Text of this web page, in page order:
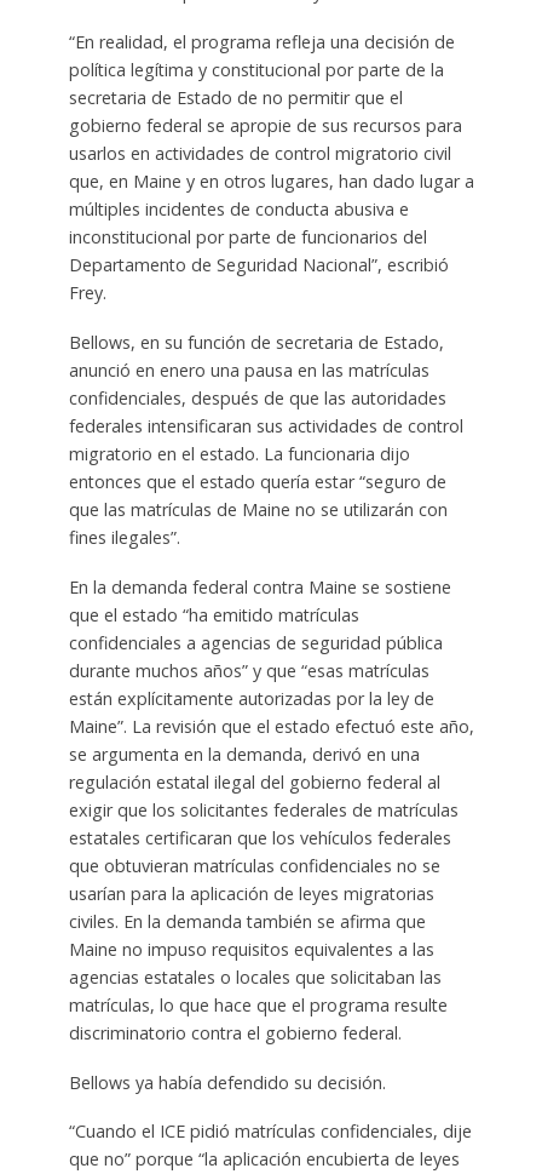
“En realidad, el programa refleja una decisión de
política legítima y constitucional por parte de la
secretaria de Estado de no permitir que el
gobierno federal se apropie de sus recursos para
usarlos en actividades de control migratorio civil
que, en Maine y en otros lugares, han dado lugar a
múltiples incidentes de conducta abusiva e
inconstitucional por parte de funcionarios del
Departamento de Seguridad Nacional”, escribió
Frey.
Bellows, en su función de secretaria de Estado,
anunció en enero una pausa en las matrículas
confidenciales, después de que las autoridades
federales intensificaran sus actividades de control
migratorio en el estado. La funcionaria dijo
entonces que el estado quería estar “seguro de
que las matrículas de Maine no se utilizarán con
fines ilegales”.
En la demanda federal contra Maine se sostiene
que el estado “ha emitido matrículas
confidenciales a agencias de seguridad pública
durante muchos años” y que “esas matrículas
están explícitamente autorizadas por la ley de
Maine”. La revisión que el estado efectuó este año,
se argumenta en la demanda, derivó en una
regulación estatal ilegal del gobierno federal al
exigir que los solicitantes federales de matrículas
estatales certificaran que los vehículos federales
que obtuvieran matrículas confidenciales no se
usarían para la aplicación de leyes migratorias
civiles. En la demanda también se afirma que
Maine no impuso requisitos equivalentes a las
agencias estatales o locales que solicitaban las
matrículas, lo que hace que el programa resulte
discriminatorio contra el gobierno federal.
Bellows ya había defendido su decisión.
“Cuando el ICE pidió matrículas confidenciales, dije
que no” porque “la aplicación encubierta de leyes